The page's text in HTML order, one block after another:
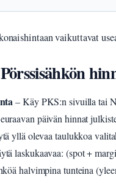
vaikuttavat
– Käy PKS:n sivuilla tai
päivän hinnat
yllä olevaa taulukkoa
laskukaavaa: (spot +
halvimpina tunteina